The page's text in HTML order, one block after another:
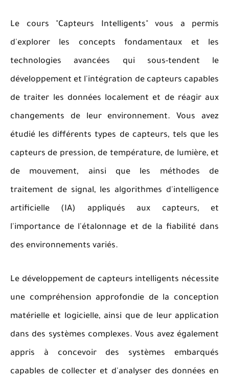
Le cours "Capteurs Intelligents" vous a permis
d'explorer les concepts fondamentaux et les
technologies avancées qui sous-tendent le
développement et l'intégration de capteurs capables
de traiter les données localement et de réagir aux
changements de leur environnement. Vous avez
étudié les différents types de capteurs, tels que les
capteurs de pression, de température, de lumière, et
de mouvement, ainsi que les méthodes de
traitement de signal, les algorithmes d'intelligence
artificielle (IA) appliqués aux capteurs, et
l'importance de l'étalonnage et de la fiabilité dans
des environnements variés.
Le développement de capteurs intelligents nécessite
une compréhension approfondie de la conception
matérielle et logicielle, ainsi que de leur application
dans des systèmes complexes. Vous avez également
appris à concevoir des systèmes embarqués
capables de collecter et d'analyser des données en